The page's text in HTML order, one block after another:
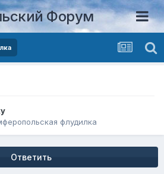
Форум
флудилка
Ответить